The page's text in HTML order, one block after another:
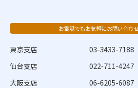
お電話でもお気軽にお問い合わ
東京支店
03-3433-7188
仙台支店
022-711-4247
大阪支店
06-6205-6087